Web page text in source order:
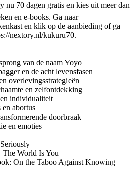
nu 70 dagen gratis en kies uit meer dan
en e-books. Ga naar
en klik op de aanbieding of ga
nextory.nl/kukuru70.
van de naam Yoyo
en de acht levensfasen
overlevingsstrategieën
en zelfontdekking
individualiteit
abortus
doorbraak
en emoties
World Is You
On the Taboo Against Knowing